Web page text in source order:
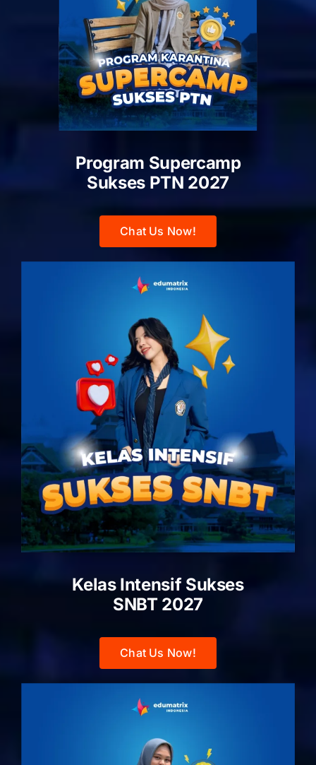
Program Supercamp
Sukses PTN 2027
Chat Us Now!
Kelas Intensif Sukses
SNBT 2027
Chat Us Now!